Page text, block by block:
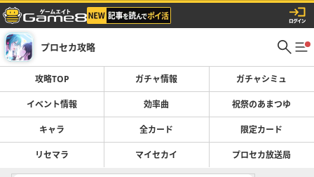
プロセカ攻略
攻略TOP ガチャ情報 ガチャシミュ
イベント情報 効率曲 祝祭のあまつゆ
キャラ 全カード 限定カード
リセマラ マイセカイ プロセカ放送局